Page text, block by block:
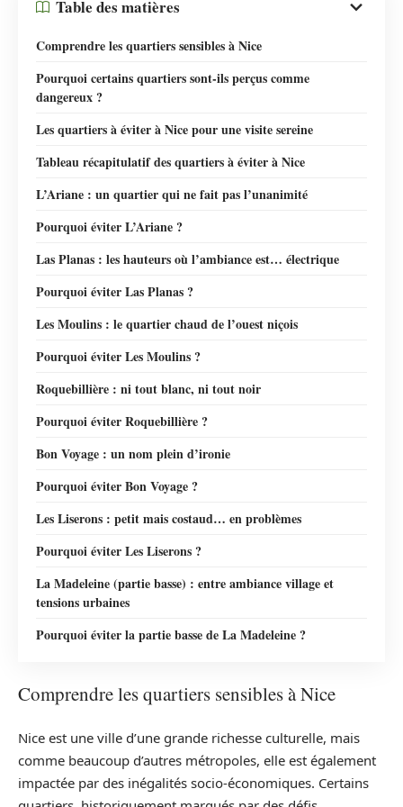
Table des matières
Comprendre les quartiers sensibles à Nice
Pourquoi certains quartiers sont-ils perçus comme
dangereux ?
Les quartiers à éviter à Nice pour une visite sereine
Tableau récapitulatif des quartiers à éviter à Nice
L’Ariane : un quartier qui ne fait pas l’unanimité
Pourquoi éviter L’Ariane ?
Las Planas : les hauteurs où l’ambiance est… électrique
Pourquoi éviter Las Planas ?
Les Moulins : le quartier chaud de l’ouest niçois
Pourquoi éviter Les Moulins ?
Roquebillière : ni tout blanc, ni tout noir
Pourquoi éviter Roquebillière ?
Bon Voyage : un nom plein d’ironie
Pourquoi éviter Bon Voyage ?
Les Liserons : petit mais costaud… en problèmes
Pourquoi éviter Les Liserons ?
La Madeleine (partie basse) : entre ambiance village et
tensions urbaines
Pourquoi éviter la partie basse de La Madeleine ?
Comprendre les quartiers sensibles à Nice
Nice est une ville d’une grande richesse culturelle, mais
comme beaucoup d’autres métropoles, elle est également
impactée par des inégalités socio-économiques. Certains